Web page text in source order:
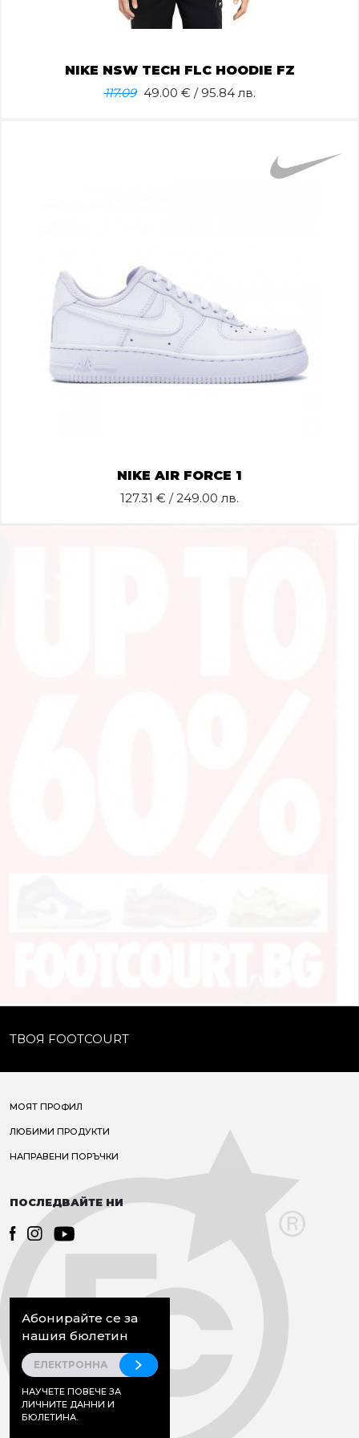
NIKE NSW TECH FLC HOODIE FZ
117.09 49.00 € / 95.84 лв.
NIKE AIR FORCE 1
127.31 € / 249.00 лв.
ТВОЯ FOOTCOURT
МОЯТ ПРОФИЛ
ЛЮБИМИ ПРОДУКТИ
НАПРАВЕНИ ПОРЪЧКИ
ПОСЛЕДВАЙТЕ НИ
Абонирайте се за
нашия бюлетин
НАУЧЕТЕ ПОВЕЧЕ ЗА
ЛИЧНИТЕ ДАННИ И
БЮЛЕТИНА.